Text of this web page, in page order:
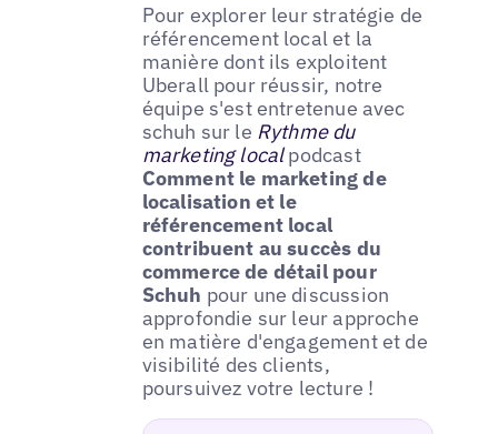
Pour explorer leur stratégie de
référencement local et la
manière dont ils exploitent
Uberall pour réussir, notre
équipe s'est entretenue avec
schuh sur le Rythme du
marketing localpodcast
Comment le marketing de
localisation et le
référencement local
contribuent au succès du
commerce de détail pour
Schuh pour une discussion
approfondie sur leur approche
en matière d'engagement et de
visibilité des clients,
poursuivez votre lecture !